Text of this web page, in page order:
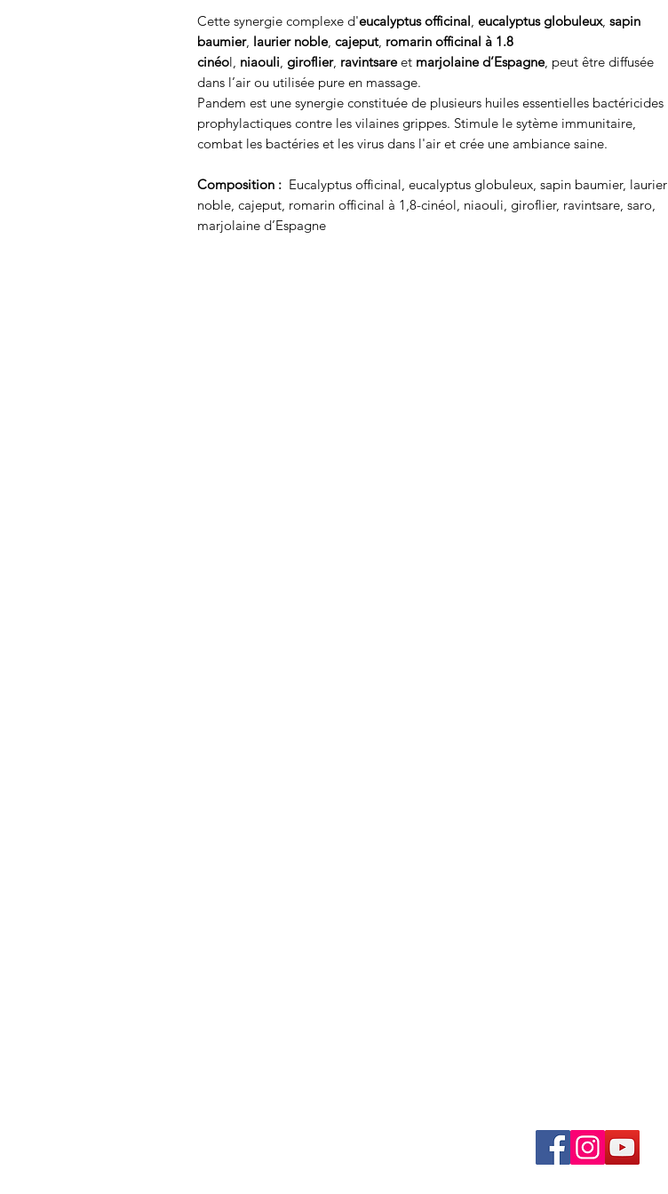
Cette synergie complexe d'eucalyptus officinal, eucalyptus globuleux, sapin
baumier, laurier noble, cajeput, romarin officinal à 1.8
cinéol, niaouli, giroflier, ravintsareet marjolaine d’Espagne, peut être diffusée
dans l’air ou utilisée pure en massage.
Pandem est une synergie constituée de plusieurs huiles essentielles bactéricides
prophylactiques contre les vilaines grippes. Stimule le sytème immunitaire,
combat les bactéries et les virus dans l'air et crée une ambiance saine.
Composition : Eucalyptus officinal, eucalyptus globuleux, sapin baumier, laurier
noble, cajeput, romarin officinal à 1,8-cinéol, niaouli, giroflier, ravintsare, saro,
marjolaine d’Espagne